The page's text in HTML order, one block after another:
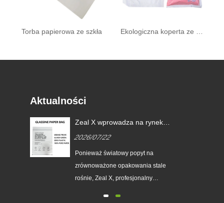
Torba papierowa ze szkła Ekologiczna koperta ze szkła
Aktualności
Zeal X wprowadza na rynek
papierowe z włókna szklanego,
aby pomóc światowym markom
zastąpić jednorazowe
2026/07/22
Ponieważ światowy popyt na
zrównoważone opakowania stale
rośnie, Zeal X, profesjonalny